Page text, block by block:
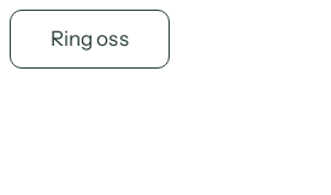
Ring oss